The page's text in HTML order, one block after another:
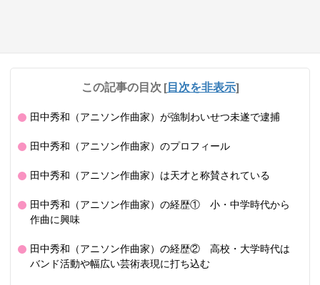
この記事の目次 [目次を非表示]
田中秀和（アニソン作曲家）が強制わいせつ未遂で逮捕
田中秀和（アニソン作曲家）のプロフィール
田中秀和（アニソン作曲家）は天才と称賛されている
田中秀和（アニソン作曲家）の経歴① 小・中学時代から
作曲に興味
田中秀和（アニソン作曲家）の経歴② 高校・大学時代は
バンド活動や幅広い芸術表現に打ち込む